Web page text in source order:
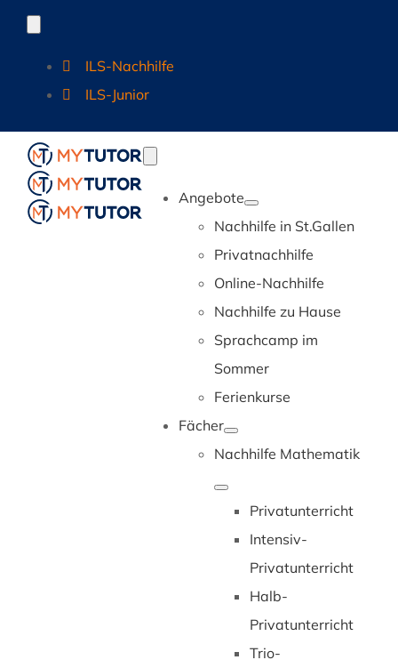
Zum
springen
Navigation
ILS-Nachhilfe
ILS-Junior
Navigation
Angebote
Nachhilfe in St.Gallen
Privatnachhilfe
Online-Nachhilfe
Nachhilfe zu Hause
Sprachcamp im
Sommer
Ferienkurse
Fächer
Nachhilfe Mathematik
Privatunterricht
Intensiv-
Privatunterricht
Halb-
Privatunterricht
Trio-